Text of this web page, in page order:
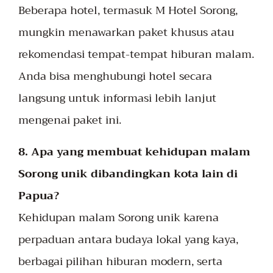
Beberapa hotel, termasuk M Hotel Sorong,
mungkin menawarkan paket khusus atau
rekomendasi tempat-tempat hiburan malam.
Anda bisa menghubungi hotel secara
langsung untuk informasi lebih lanjut
mengenai paket ini.
8. Apa yang membuat kehidupan malam
Sorong unik dibandingkan kota lain di
Papua?
Kehidupan malam Sorong unik karena
perpaduan antara budaya lokal yang kaya,
berbagai pilihan hiburan modern, serta